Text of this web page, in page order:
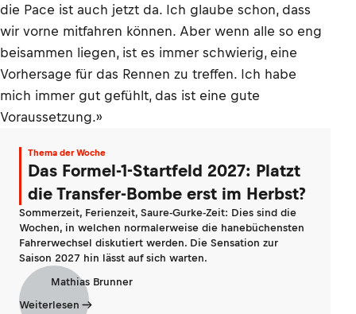
die Pace ist auch jetzt da. Ich glaube schon, dass
wir vorne mitfahren können. Aber wenn alle so eng
beisammen liegen, ist es immer schwierig, eine
Vorhersage für das Rennen zu treffen. Ich habe
mich immer gut gefühlt, das ist eine gute
Voraussetzung.»
Thema der Woche
Das Formel-1-Startfeld 2027: Platzt
die Transfer-Bombe erst im Herbst?
Sommerzeit, Ferienzeit, Saure-Gurke-Zeit: Dies sind die
Wochen, in welchen normalerweise die hanebüchensten
Fahrerwechsel diskutiert werden. Die Sensation zur
Saison 2027 hin lässt auf sich warten.
Mathias Brunner
Weiterlesen